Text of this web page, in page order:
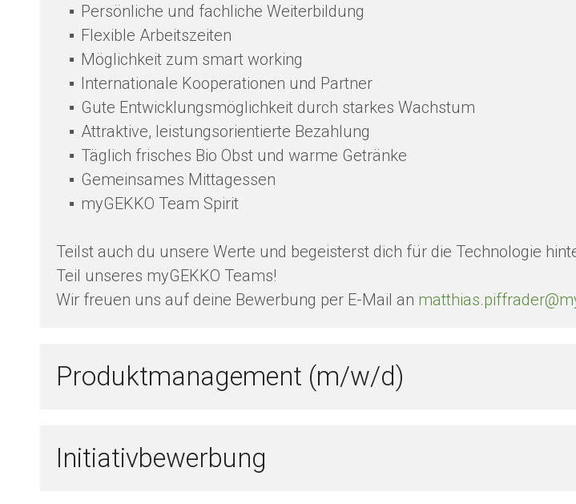
Persönliche und fachliche Weiterbildung
Flexible Arbeitszeiten
Möglichkeit zum smart working
Internationale Kooperationen und Partner
Gute Entwicklungsmöglichkeit durch starkes Wachstum
Attraktive, leistungsorientierte Bezahlung
Täglich frisches Bio Obst und warme Getränke
Gemeinsames Mittagessen
myGEKKO Team Spirit
Teilst auch du unsere Werte und begeisterst dich für die Technologie
Teil unseres myGEKKO Teams!
Wir freuen uns auf deine Bewerbung per E-Mail an
Produktmanagement (m/w/d)
Initiativbewerbung